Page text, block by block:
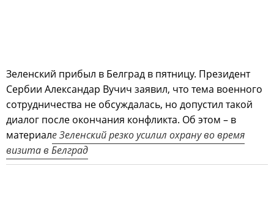
Зеленский прибыл в Белград в пятницу. Президент
Сербии Александар Вучич заявил, что тема военного
сотрудничества не обсуждалась, но допустил такой
диалог после окончания конфликта. Об этом – в
материале Зеленский резко усилил охрану во время
визита в Белград